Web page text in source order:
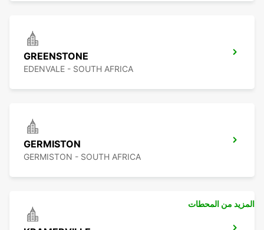
GREENSTONE
EDENVALE - SOUTH AFRICA
GERMISTON
GERMISTON - SOUTH AFRICA
المزيد من المحطات